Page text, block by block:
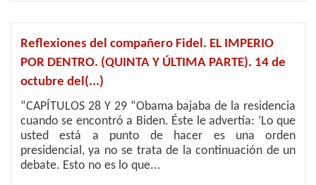
Reflexiones del compañero Fidel. EL IMPERIO
POR DENTRO. (QUINTA Y ÚLTIMA PARTE). 14 de
octubre del(...)
“CAPÍTULOS 28 Y 29 “Obama bajaba de la residencia
cuando se encontró a Biden. Éste le advertía: ‘Lo que
usted está a punto de hacer es una orden
presidencial, ya no se trata de la continuación de un
debate. Esto no es lo que...